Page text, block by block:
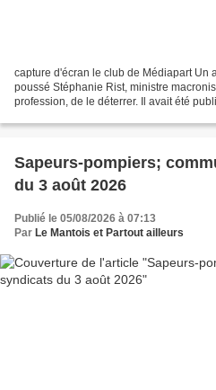
capture d'écran le club de Médiapart Un
poussé Stéphanie Rist, ministre
profession, de le déterrer. Il avait été
Sapeurs-pompiers;
du 3 août 2026
Publié le 05/08/2026 à 07:13
Par Le Mantois et Partout ailleurs